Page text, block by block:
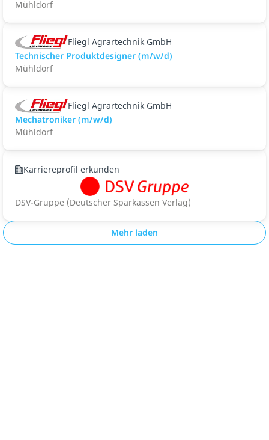
Mühldorf
Fliegl Agrartechnik GmbH
Technischer Produktdesigner (m/w/d)
Mühldorf
Fliegl Agrartechnik GmbH
Mechatroniker (m/w/d)
Mühldorf
Karriereprofil erkunden
DSV-Gruppe (Deutscher Sparkassen Verlag)
Mehr laden